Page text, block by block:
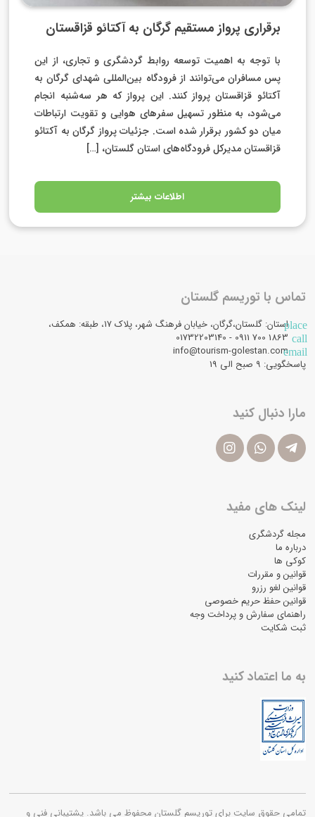
برقراری پرواز مستقیم گرگان به آکتائو قزاقستان
با توجه به اهمیت توسعه روابط گردشگری و تجاری، از این
پس مسافران می‌توانند از فرودگاه بین‌المللی شهدای گرگان به
آکتائو قزاقستان پرواز کنند. این پرواز که هر سه‌شنبه انجام
می‌شود، به منظور تسهیل سفرهای هوایی و تقویت ارتباطات
میان دو کشور برقرار شده است. جزئیات پرواز گرگان به آکتائو
قزاقستان مدیرکل فرودگاه‌های استان گلستان، […]
اطلاعات بیشتر
تماس با توریسم گلستان
placeاستان: گلستان،گرگان، خیابان فرهنگ شهر، پلاک 17، طبقه: همکف،
call
email
info@tourism-golestan.com
پاسخگویی: ۹ صبح الی 19
مارا دنبال کنید
لینک های مفید
مجله گردشگری
درباره ما
کوکی ها
قوانین و مقررات
قوانین لغو رزرو
قوانین حفظ حریم خصوصی
راهنمای سفارش و پرداخت وجه
ثبت شکایت
به ما اعتماد کنید
تمامی حقوق سایت برای توریسم گلستان محفوظ می باشد. پشتیبانی فنی و